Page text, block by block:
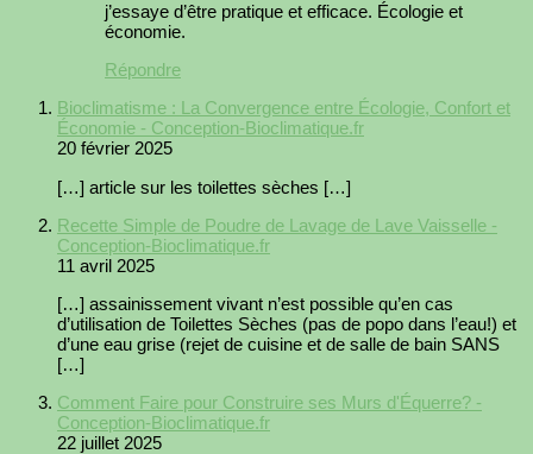
j’essaye d’être pratique et efficace. Écologie et
économie.
Répondre
Bioclimatisme : La Convergence entre Écologie, Confort et
Économie - Conception-Bioclimatique.fr
20 février 2025
[…] article sur les toilettes sèches […]
Recette Simple de Poudre de Lavage de Lave Vaisselle -
Conception-Bioclimatique.fr
11 avril 2025
[…] assainissement vivant n’est possible qu’en cas
d’utilisation de Toilettes Sèches (pas de popo dans l’eau!) et
d’une eau grise (rejet de cuisine et de salle de bain SANS
[…]
Comment Faire pour Construire ses Murs d'Équerre? -
Conception-Bioclimatique.fr
22 juillet 2025